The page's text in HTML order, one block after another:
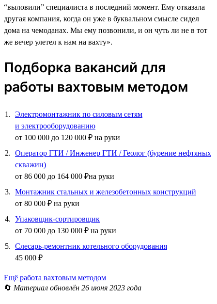
“выловили” специалиста в последний момент. Ему отказала
другая компания, когда он уже в буквальном смысле сидел
дома на чемоданах. Мы ему позвонили, и он чуть ли не в тот
же вечер улетел к нам на вахту».
Подборка вакансий для
работы вахтовым методом
Электромонтажник по силовым сетям
и электрооборудованию
от 100 000 до 120 000 ₽ на руки
Оператор ГТИ / Инженер ГТИ / Геолог (бурение нефтяных
скважин)
от 86 000 до 164 000 ₽на руки
Монтажник стальных и железобетонных конструкций
от 80 000 ₽ на руки
Упаковщик-сортировщик
от 70 000 до 130 000 ₽ на руки
Слесарь-ремонтник котельного оборудования
45 000 ₽
Ещё работа вахтовым методом
🔄 Материал обновлён 26 июня 2023 года